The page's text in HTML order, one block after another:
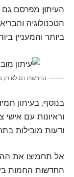
העיתון מפרסם
הטכנולוגיה
ביותר והמעניין
החדשות הם לא רק
בנוסף, בעיתון
וראיונות עם אישי
ודעות מובילות
אל תחמיצו את
החדשות החמות